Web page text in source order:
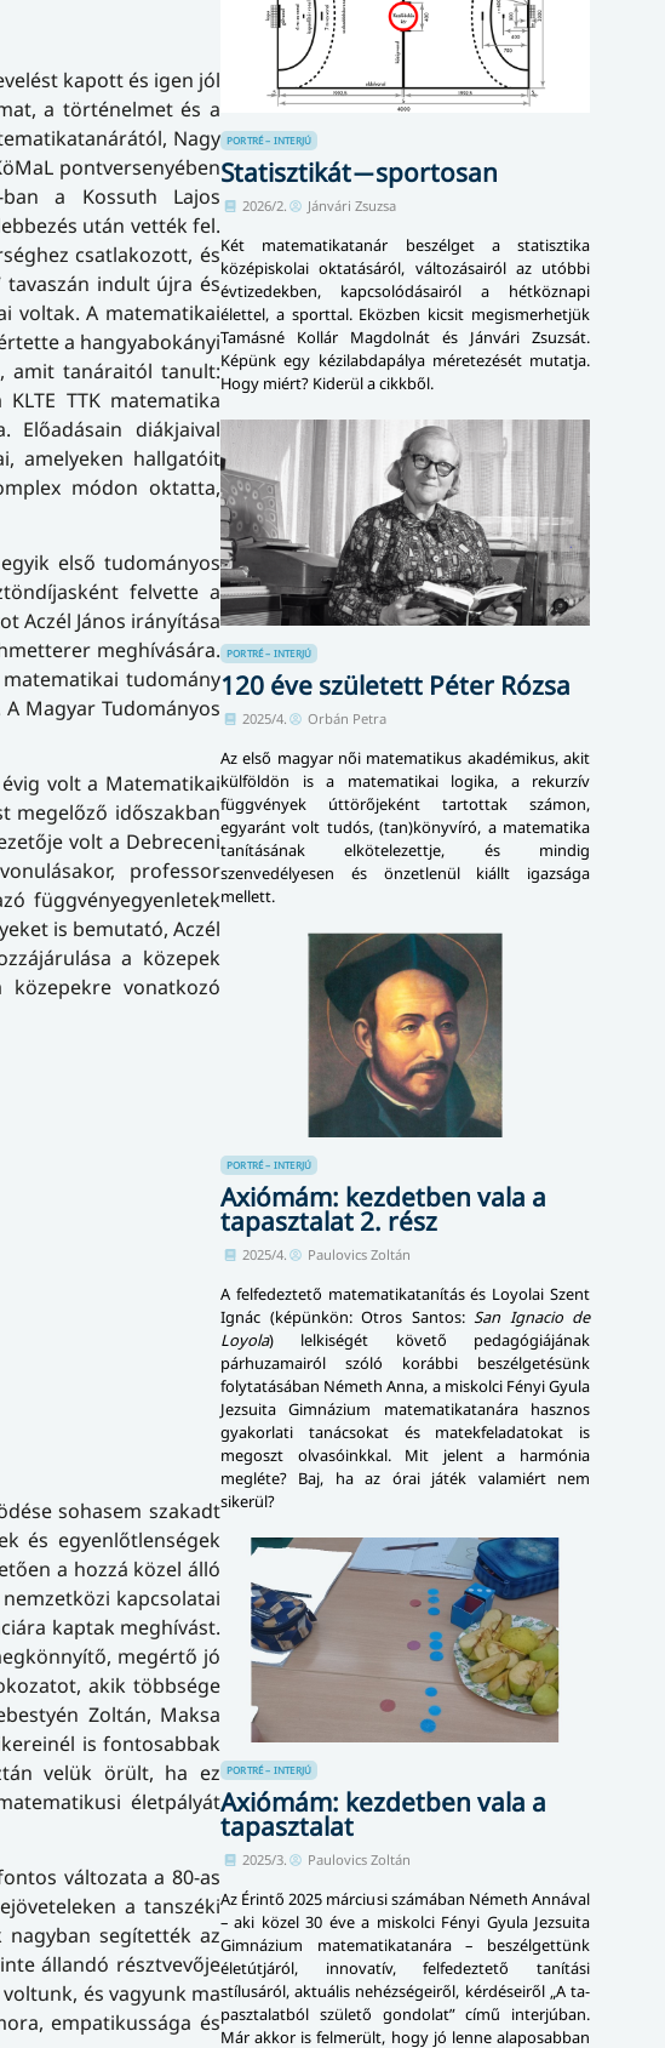
kapott és igen jól
a történelmet és a
Nagy
pontversenyében
a Kossuth Lajos
után vették fel.
csatlakozott, és
indult újra és
voltak. A matematikai
a hangyabokányi
amit tanáraitól tanult:
TTK matematika
Előadásain diákjaival
amelyeken hallgatóit
módon oktatta,
első tudományos
felvette a
Aczél János irányítása
meghívására.
tudomány
Magyar Tudományos
volt a Matematikai
megelőző időszakban
volt a Debreceni
professor
függvényegyenletek
is bemutató, Aczél
a közepek
vonatkozó
sohasem szakadt
és egyenlőtlenségek
a hozzá közel álló
kapcsolatai
kaptak meghívást.
megértő jó
akik többsége
Zoltán, Maksa
is fontosabbak
velük örült, ha ez
életpályát
változata a 80-as
a tanszéki
segítették az
állandó résztvevője
és vagyunk ma
empatikussága és
PORTRÉ – INTERJÚ
Statisztikát ̶ sportosan
2026/2. Jánvári Zsuzsa
Két matematikatanár beszélget a statisztika
középiskolai oktatásáról, változásairól az utóbbi
évtizedekben, kapcsolódásairól a hétköznapi
élettel, a sporttal. Eközben kicsit megismerhetjük
Tamásné Kollár Magdolnát és Jánvári Zsuzsát.
Képünk egy kézilabdapálya méretezését mutatja.
Hogy miért? Kiderül a cikkből.
PORTRÉ – INTERJÚ
120 éve született Péter Rózsa
2025/4. Orbán Petra
Az első magyar női matematikus akadémikus, akit
külföldön is a matematikai logika, a rekurzív
függvények úttörőjeként tartottak számon,
egyaránt volt tudós, (tan)könyvíró, a matematika
tanításának elkötelezettje, és mindig
szenvedélyesen és önzetlenül kiállt igazsága
mellett.
PORTRÉ – INTERJÚ
Axiómám: kezdetben vala a
tapasztalat 2. rész
2025/4. Paulovics Zoltán
A felfedeztető matematikatanítás és Loyolai Szent
Ignác (képünkön: Otros Santos: San Ignacio de
Loyola) lelkiségét követő pedagógiájának
párhuzamairól szóló korábbi beszélgetésünk
folytatásában Németh Anna, a miskolci Fényi Gyula
Jezsuita Gimnázium matematikatanára hasznos
gyakorlati tanácsokat és matekfeladatokat is
megoszt olvasóinkkal. Mit jelent a harmónia
megléte? Baj, ha az órai játék valamiért nem
sikerül?
PORTRÉ – INTERJÚ
Axiómám: kezdetben vala a
tapasztalat
2025/3. Paulovics Zoltán
Az Érintő 2025 márciusi számában Németh Annával
– aki közel 30 éve a miskolci Fényi Gyula Jezsuita
Gimnázium mate­ma­ti­ka­ta­ná­ra – beszélgettünk
élet­út­já­ról, innovatív, felfedeztető tanítási
stílusáról, aktuális nehézségeiről, kér­dé­se­i­ről „A ta­
pasz­ta­lat­ból születő gondolat” című interjúban.
Már akkor is felmerült, hogy jó lenne alaposabban